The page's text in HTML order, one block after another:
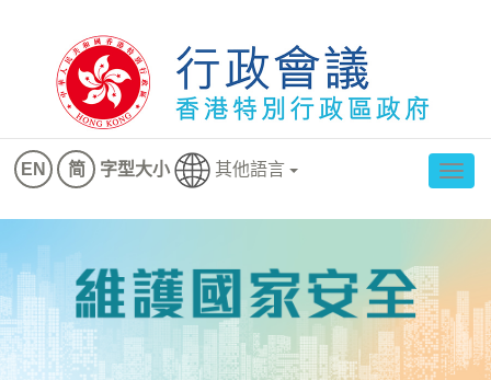
EN 简 字型大小
其他語言
切
航